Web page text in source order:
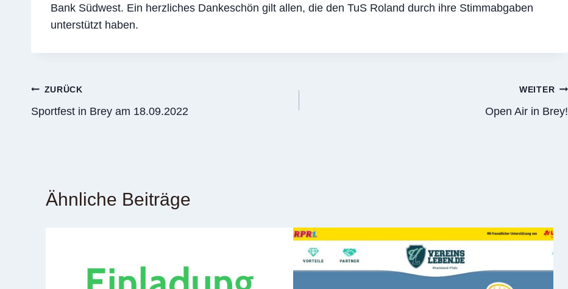
Bank Südwest. Ein herzliches Dankeschön gilt allen, die den TuS Roland durch ihre Stimmabgaben
unterstützt haben.
Beitragsnavigation
ZURÜCK
Sportfest in Brey am 18.09.2022
WEITER
Open Air in Brey!
Ähnliche Beiträge